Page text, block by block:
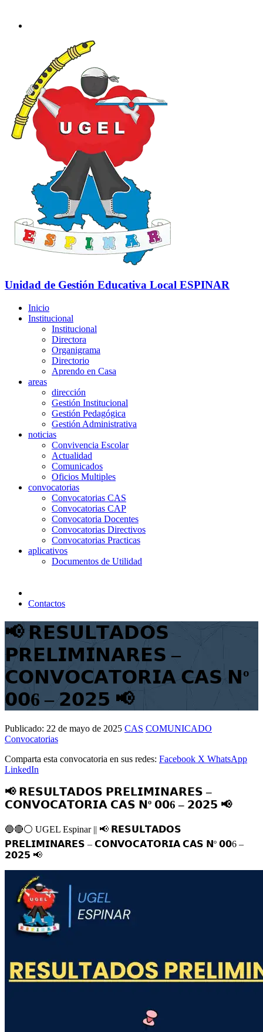
Unidad de Gestión Educativa Local ESPINAR
Inicio
Institucional
Institucional
Directora
Organigrama
Directorio
Aprendo en Casa
areas
dirección
Gestión Institucional
Gestión Pedagógica
Gestión Administrativa
noticias
Convivencia Escolar
Actualidad
Comunicados
Oficios Multiples
convocatorias
Convocatorias CAS
Convocatorias CAP
Convocatoria Docentes
Convocatorias Directivos
Convocatorias Practicas
aplicativos
Documentos de Utilidad
Contactos
📢 𝗥𝗘𝗦𝗨𝗟𝗧𝗔𝗗𝗢𝗦
𝗣𝗥𝗘𝗟𝗜𝗠𝗜𝗡𝗔𝗥𝗘𝗦 –
𝗖𝗢𝗡𝗩𝗢𝗖𝗔𝗧𝗢𝗥𝗜𝗔 𝗖𝗔𝗦 𝗡º
𝟬𝟬6 – 𝟮𝟬𝟮𝟱 📢
Publicado: 22 de mayo de 2025 CAS COMUNICADO
Convocatorias
Comparta esta convocatoria en sus redes: Facebook X WhatsApp
LinkedIn
📢 𝗥𝗘𝗦𝗨𝗟𝗧𝗔𝗗𝗢𝗦 𝗣𝗥𝗘𝗟𝗜𝗠𝗜𝗡𝗔𝗥𝗘𝗦 –
𝗖𝗢𝗡𝗩𝗢𝗖𝗔𝗧𝗢𝗥𝗜𝗔 𝗖𝗔𝗦 𝗡º 𝟬𝟬6 – 𝟮𝟬𝟮𝟱 📢
🔵🔴⚪️ UGEL Espinar || 📢 𝗥𝗘𝗦𝗨𝗟𝗧𝗔𝗗𝗢𝗦
𝗣𝗥𝗘𝗟𝗜𝗠𝗜𝗡𝗔𝗥𝗘𝗦 – 𝗖𝗢𝗡𝗩𝗢𝗖𝗔𝗧𝗢𝗥𝗜𝗔 𝗖𝗔𝗦 𝗡º 𝟬𝟬6 –
𝟮𝟬𝟮𝟱 📢